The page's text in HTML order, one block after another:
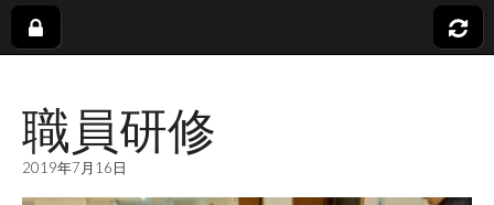
社
会
職員研修
2019年7月16日